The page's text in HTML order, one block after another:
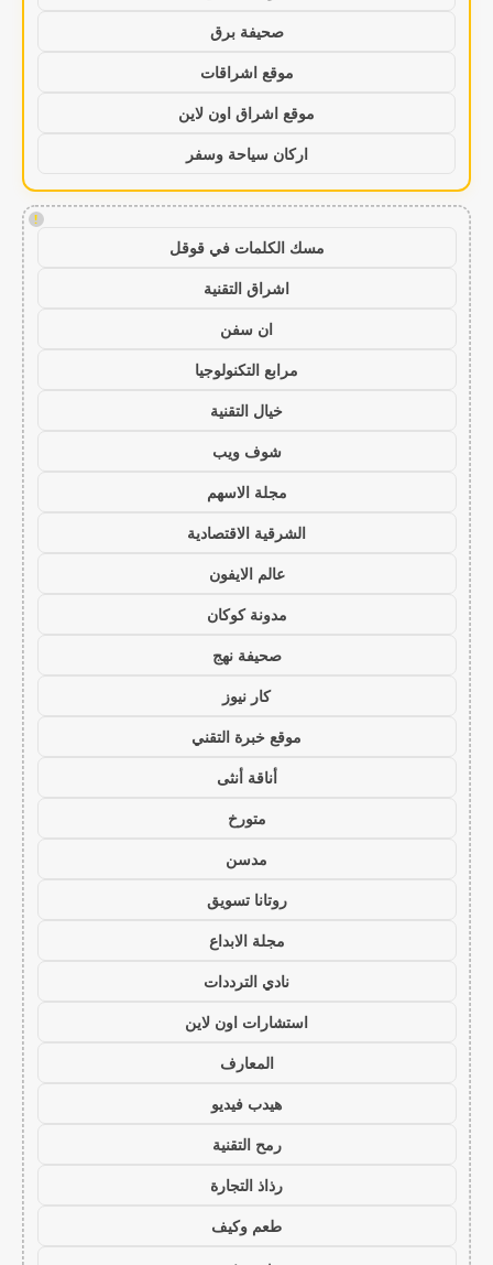
صحيفة برق
موقع اشراقات
موقع اشراق اون لاين
اركان سياحة وسفر
!
مسك الكلمات في قوقل
اشراق التقنية
ان سفن
مرابع التكنولوجيا
خيال التقنية
شوف ويب
مجلة الاسهم
الشرقية الاقتصادية
عالم الايفون
مدونة كوكان
صحيفة نهج
كار نيوز
موقع خبرة التقني
أناقة أنثى
متورخ
مدسن
روتانا تسويق
مجلة الابداع
نادي الترددات
استشارات اون لاين
المعارف
هيدب فيديو
رمح التقنية
رذاذ التجارة
طعم وكيف